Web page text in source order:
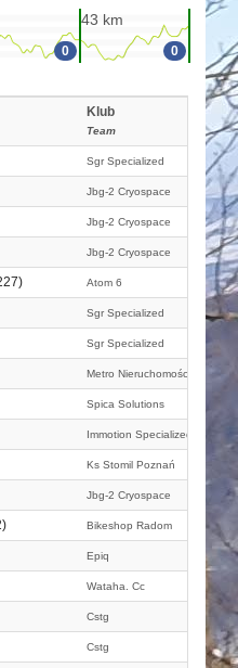
0
43 km
0
Klub
Team
Sgr Specialized
Jbg-2 Cryospace
Jbg-2 Cryospace
Jbg-2 Cryospace
Atom 6
Sgr Specialized
Sgr Specialized
Metro Nieruchomości
Spica Solutions
Immotion Specialized Skoda
Ks Stomil Poznań
Jbg-2 Cryospace
Bikeshop Radom
Epiq
Wataha. Cc
Cstg
Cstg